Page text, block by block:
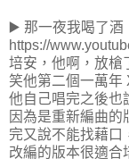
▶️ 那一夜我喝了酒
https://
培安，他啊，放
笑他第二個一萬年
他自己唱完之後也
因為是重新編曲
完又說不能找藉口
改編的版本很適合